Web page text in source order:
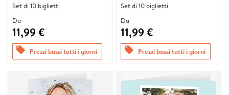
Set di 10 biglietti
Da
11,99 €
offers Prezzi bassi tutti i giorni
Set di 10 biglietti
Da
11,99 €
offers Prezzi bassi tutti i giorni